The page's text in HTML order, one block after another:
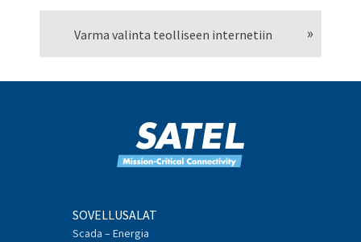
Varma valinta teolliseen internetiin
SOVELLUSALAT
Scada – Energia